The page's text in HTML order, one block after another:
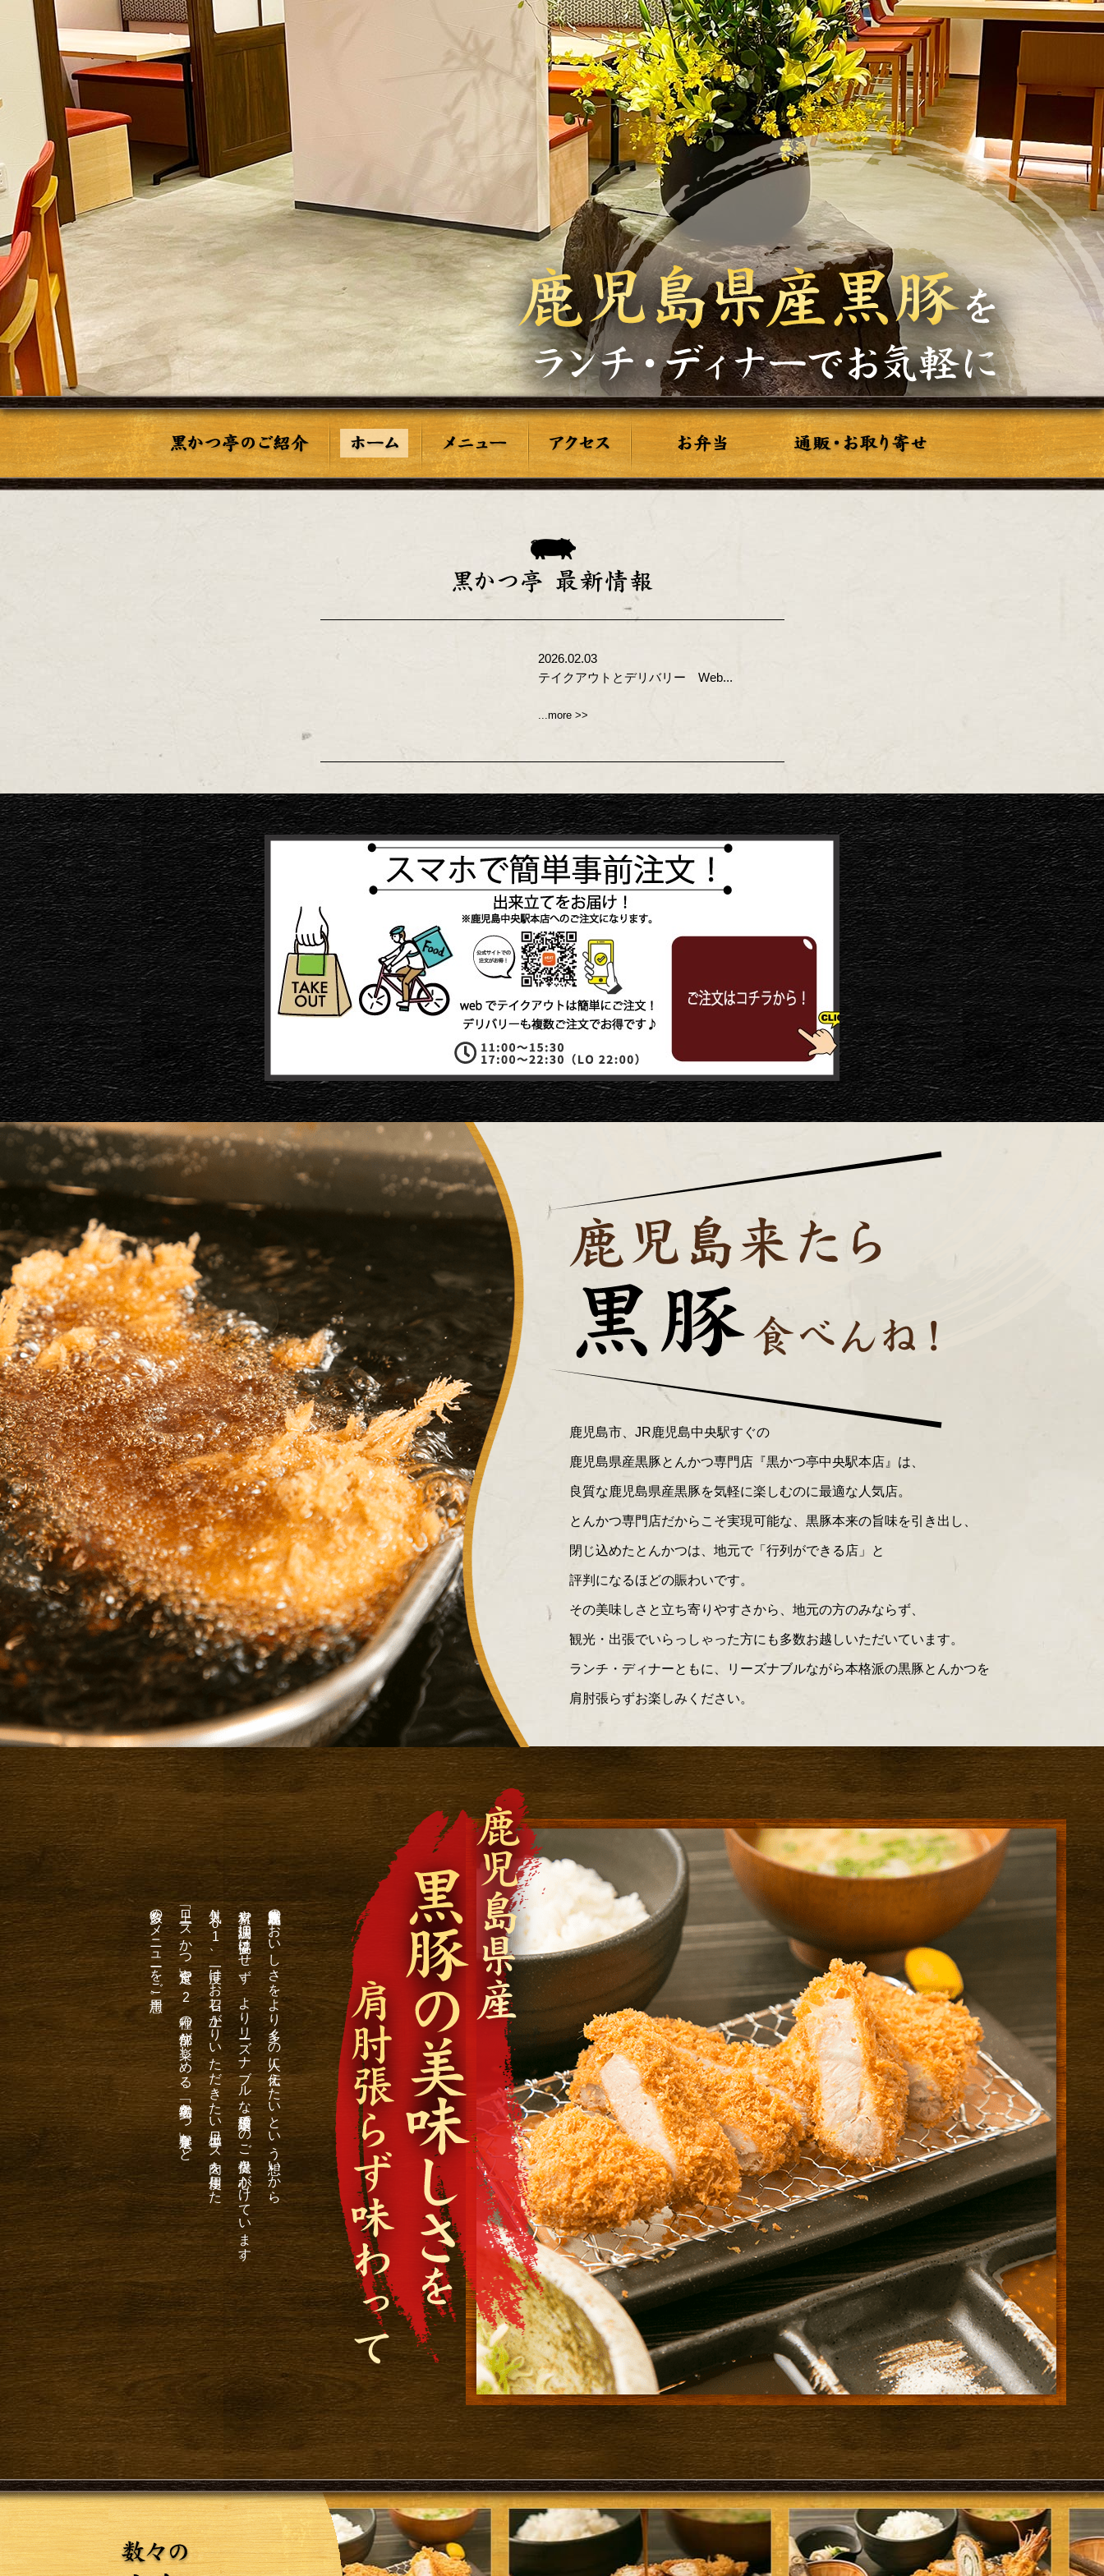
2026.02.03
テイクアウトとデリバリー Web...
...more >>
鹿児島市、JR鹿児島中央駅すぐの
鹿児島県産黒豚とんかつ専門店『黒かつ亭中央駅本店』は、
良質な鹿児島県産黒豚を気軽に楽しむのに最適な人気店。
とんかつ専門店だからこそ実現可能な、黒豚本来の旨味を引き出し、
閉じ込めたとんかつは、地元で「行列ができる店」と
評判になるほどの賑わいです。
その美味しさと立ち寄りやすさから、地元の方のみならず、
観光・出張でいらっしゃった方にも多数お越しいただいています。
ランチ・ディナーともに、リーズナブルながら本格派の黒豚とんかつを
肩肘張らずお楽しみください。
鹿児島県産黒豚のおいしさをより多くの人に伝えたいという想いから、
素材や調理法に妥協はせず、よりリーズナブルな価格設定でのご提供を心がけています。
人気Ｎｏ
1
、一度はお召し上がりいただきたい極上ロース肉を使用した
「上ロースかつ定食」や、
2
種の部位が楽しめる、名物「黒かつ亭定食」など
多数のメニューをご用意。